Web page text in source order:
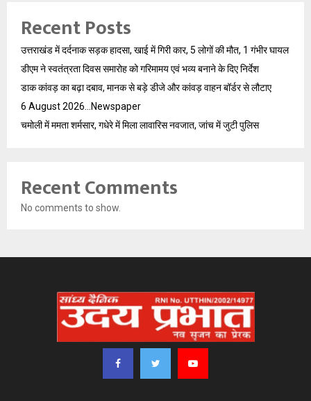
Recent Posts
उत्तराखंड में दर्दनाक सड़क हादसा, खाई में गिरी कार, 5 लोगों की मौत, 1 गंभीर घायल
डीएम ने स्वतंत्रता दिवस समारोह को गरिमामय एवं भव्य बनाने के दिए निर्देश
डाक कांवड़ का बढ़ा दबाव, मानक से बड़े डीजे और कांवड़ वाहन बॉर्डर से लौटाए
6 August 2026…Newspaper
चमोली में ममता शर्मसार, गधेरे में मिला लावारिस नवजात, जांच में जुटी पुलिस
Recent Comments
No comments to show.